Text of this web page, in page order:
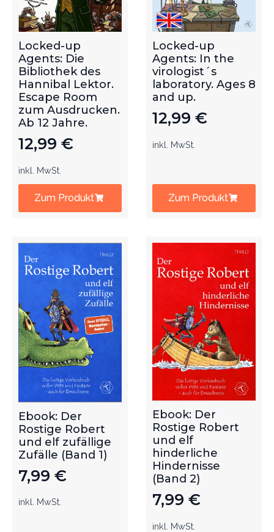
Locked-up
Agents: Die
Bibliothek des
Hannibal Lektor.
Escape Room
zum Ausdrucken.
Ab 12 Jahre.
12,99 €
inkl. MwSt.
Zum Produkt
Locked-up
Agents: In the
virologist´s
laboratory. Ages 8
and up.
12,99 €
inkl. MwSt.
Zum Produkt
Ebook: Der
Rostige Robert
und elf zufällige
Zufälle (Band 1)
7,99 €
inkl. MwSt.
Ebook: Der
Rostige Robert
und elf
hinderliche
Hindernisse
(Band 2)
7,99 €
inkl. MwSt.